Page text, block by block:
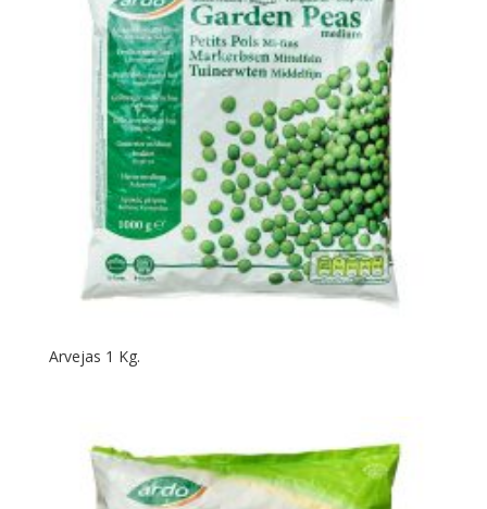
Arvejas 1 Kg.